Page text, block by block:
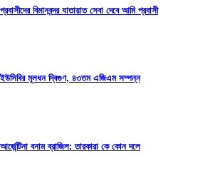
প্রবাসীদের বিমানবন্দর যাতায়াত সেবা দেবে আমি প্রবাসী
ইউসিবির মূলধন দ্বিগুণ, ৪৩তম এজিএম সম্পন্ন
আর্জেন্টিনা বনাম ব্রাজিল: তারকারা কে কোন দলে